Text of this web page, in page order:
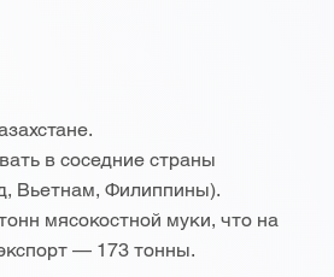
в соседние страны
Вьетнам, Филиппины).
мясокостной муки, что на
— 173 тонны.